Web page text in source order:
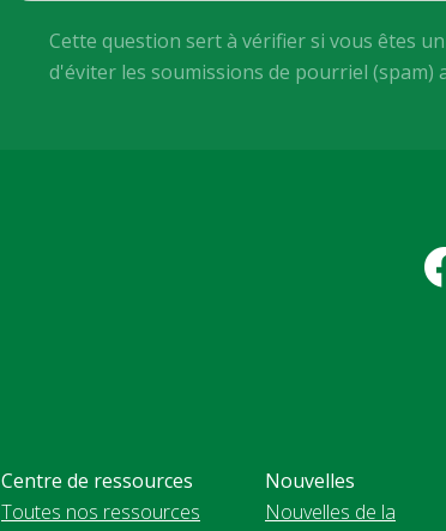
Cette question sert à vérifier si vous êtes
d'éviter les soumissions de pourriel (spam)
Centre de ressources
Toutes nos ressources
Nouvelles
Nouvelles de la